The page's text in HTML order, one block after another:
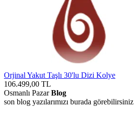
Orjinal Yakut Taşlı 30'lu Dizi Kolye
106.499,00 TL
Osmanlı PazarBlog
son blog yazılarımızı burada görebilirsiniz